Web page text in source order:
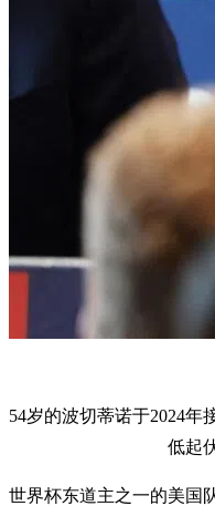
54岁的波切蒂诺于2024年
低起
世界杯东道主之一的美国